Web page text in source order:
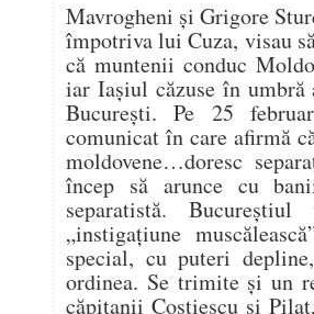
Mavrogheni şi Grigore
împotriva lui Cuza, visau
că muntenii conduc
iar Iaşiul căzuse în
Bucureşti. Pe 25
comunicat în care afirmă
moldovene…doresc
încep să arunce cu
separatistă.
„instigaţiune
special, cu puteri
ordinea. Se trimite şi un
căpitanii Costiescu şi